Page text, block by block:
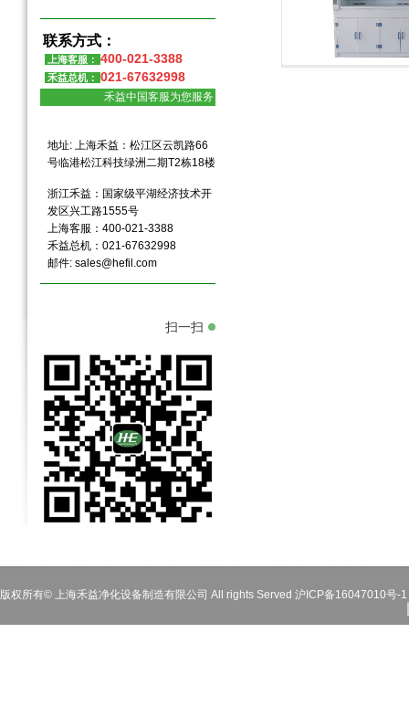
联系方式：
上海客服： 400-021-3388
禾益总机： 021-67632998
禾益中国客服为您服务
地址: 上海禾益：松江区云凯路66
号临港松江科技绿洲二期T2栋18楼
浙江禾益：国家级平湖经济技术开
发区兴工路1555号
上海客服：400-021-3388
禾益总机：021-67632998
邮件: sales@hefil.com
扫一扫
实验室设备 实验室设备
版权所有© 上海禾益净化设备制造有限公司 All rights Served 沪ICP备16047010号-1